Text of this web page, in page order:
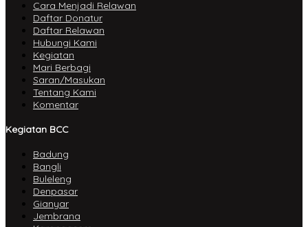
Cara Menjadi Relawan
Daftar Donatur
Daftar Relawan
Hubungi Kami
Kegiatan
Mari Berbagi
Saran/Masukan
Tentang Kami
Komentar
Kegiatan BCC
Badung
Bangli
Buleleng
Denpasar
Gianyar
Jembrana